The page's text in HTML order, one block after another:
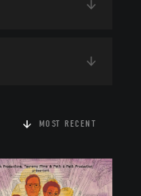
MOST RECENT